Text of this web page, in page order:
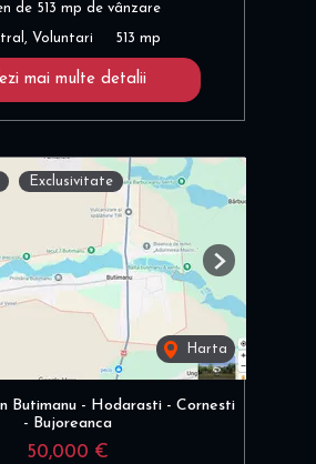
de 513 mp de vânzare
Voluntari 513 mp
mai multe detalii
Exclusivitate
Harta
Next
Butimanu - Hodarasti - Cornesti
- Bujoreanca
50,000 €